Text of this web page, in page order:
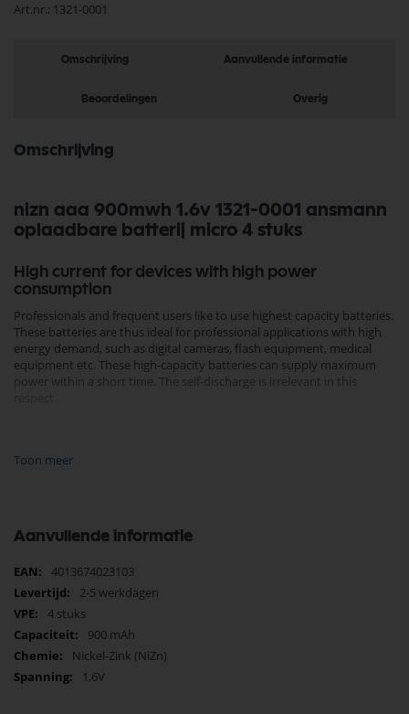
Art.nr. 1321-0001
Omschrijving Aanvullende informatie
Beoordelingen Overig
Omschrijving
nizn aaa 900mwh 1.6v 1321-0001 ansmann
oplaadbare batterij micro 4 stuks
High current for devices with high power
consumption
Professionals and frequent users like to use highest capacity batteries.
These batteries are thus ideal for professional applications with high
energy demand, such as digital cameras, flash equipment, medical
equipment etc. These high-capacity batteries can supply maximum
power within a short time. The self-discharge is irrelevant in this
NiMH batteries can generally be used wherever disposable batteries
The batteries naturally meet the currently applicable EU Directive and
cycle stability, the NiMH cells can be recharged up to 1000 times.
Large temperature range
The batteries can be used at temperatures from -20° C to + 50° C. The
cells are successfully tested by TüV Saarland for compliance with
electrical, thermal, geometric and safety-related requirements.
Toon meer
Aanvullende informatie
Meer
informatie
4013674023103
2-5 werkdagen
4 stuks
900 mAh
Nickel-Zink (NiZn)
1,6V